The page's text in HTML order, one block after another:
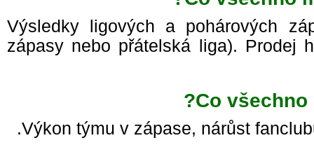
Výsledky ligových a pohárových
zápasy nebo přátelská liga).
Co
Výkon týmu v zápase, nárůst